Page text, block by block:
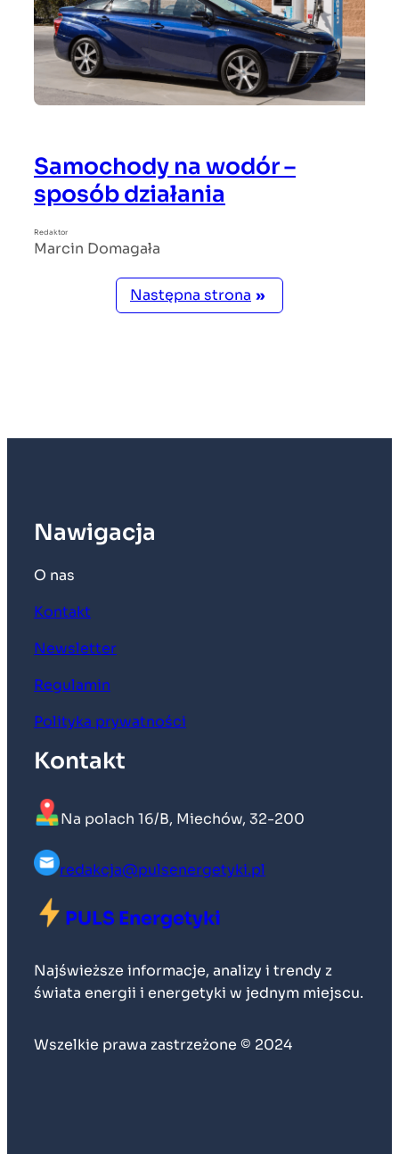
Samochody na wodór –
sposób działania
Redaktor
Marcin Domagała
Następna strona »
Nawigacja
O nas
Kontakt
Newsletter
Regulamin
Polityka prywatności
Kontakt
Na polach 16/B, Miechów, 32-200
redakcja@pulsenergetyki.pl
PULS Energetyki
Najświeższe informacje, analizy i trendy z
świata energii i energetyki w jednym miejscu.
Wszelkie prawa zastrzeżone © 2024